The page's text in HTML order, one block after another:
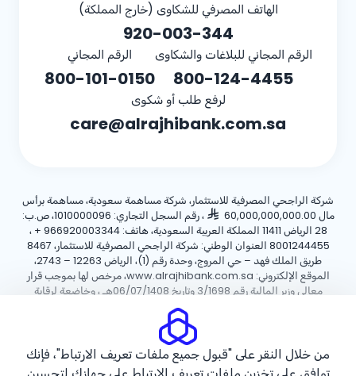
الهاتف المصرفي للشكاوى (خارج المملكة)
920-003-344
الرقم المجاني للبلاغات والشكاوى
800-124-4455
الرقم المجاني
800-101-0150
لرفع طلب أو شكوى
care@alrajhibank.com.sa
شركة الراجحي المصرفية للاستثمار، شركة مساهمة سعودية، مساهمة برأس
مال 60,000,000,000.00
، رقم السجل التجاري: 1010000096، ص.ب:
28 الرياض 11411 المملكة العربية السعودية، هاتف:
+ 966920003344 ،
8001244455 العنوان الوطني: شركة الراجحي المصرفية للاستثمار، 8467
طريق الملك فهد – حي المروج، وحدة رقم (1)، الرياض 12263 – 2743،
الموقع الإلكتروني: www.alrajhibank.com.sa، مرخص لها بموجب قرار
معالي وزير المالية رقم 3/1698 وتاريخ 06/07/1408هـ ، وخاضعة لرقابة
وإشراف البنك المركزي السعودي.
سياسة ملفات تعريف الارتباطسياسة الخصوصية الأحكام والشروط
من خلال النقر على "قبول جميع ملفات تعريف الارتباط"، فإنك